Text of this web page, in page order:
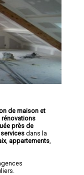
de maison et
rénovations
près de
services dans la
, appartements